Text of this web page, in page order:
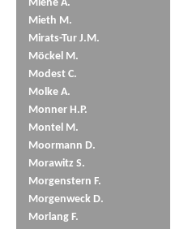
Miene A.
Mieth M.
Mirats-Tur J.M.
Möckel M.
Modest C.
Molke A.
Monner H.P.
Montel M.
Moormann D.
Morawitz S.
Morgenstern F.
Morgenweck D.
Morlang F.